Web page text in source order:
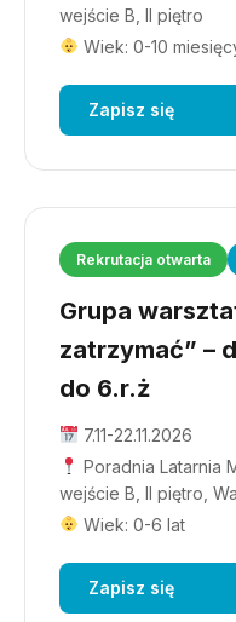
wejście B, II piętro
Wiek: 0-10
Zapisz się
Rekrutacja otwarta
Grupa
zatrzymać” –
do 6.r.ż
7.11-22.11.2026
Poradnia Latarnia
wejście B, II piętro,
Wiek: 0-6 lat
Zapisz się